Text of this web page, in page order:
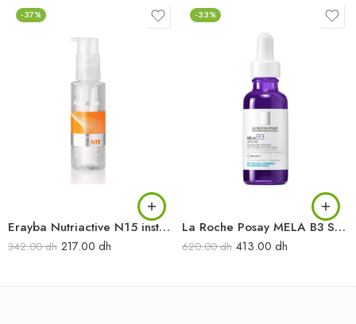
-37%
Erayba Nutriactive N15 instant Sérum 100ml
342.00dh 217.00 dh
-33%
La Roche Posay MELA B3 Sérum Concentré intensif Anti-taches Anti-récidive 30 ml
620.00dh 413.00 dh